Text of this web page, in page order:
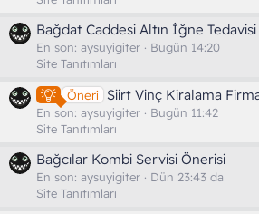
Bağdat Caddesi Altın İğne Tedavisi
En son: aysuyigiter
Bugün 14:20
Site Tanıtımları
Öneri Siirt Vinç Kiralama
En son: aysuyigiter
Bugün 11:42
Site Tanıtımları
Bağcılar Kombi Servisi Önerisi
En son: aysuyigiter
Dün 23:43 da
Site Tanıtımları